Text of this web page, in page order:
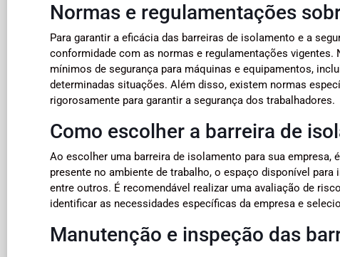
Normas e regulamentações
Para garantir a eficácia das barreiras de isolamento e a
conformidade com as normas e regulamentações vigentes.
mínimos de segurança para máquinas e equipamentos,
determinadas situações. Além disso, existem normas
rigorosamente para garantir a segurança dos trabalhadores.
Como escolher a barreira de
Ao escolher uma barreira de isolamento para sua
presente no ambiente de trabalho, o espaço disponível
entre outros. É recomendável realizar uma avaliação de
identificar as necessidades específicas da empresa e
Manutenção e inspeção das